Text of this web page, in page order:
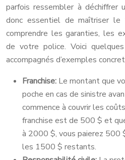
parfois ressembler à déchiffrer
donc essentiel de maîtriser le
comprendre les garanties, les
de votre police. Voici
accompagnés d’exemples
Franchise: Le montant que
poche en cas de sinistre
commence à couvrir les
franchise est de 500 $ et
à 2000 $, vous paierez 500
les 1500 $ restants.